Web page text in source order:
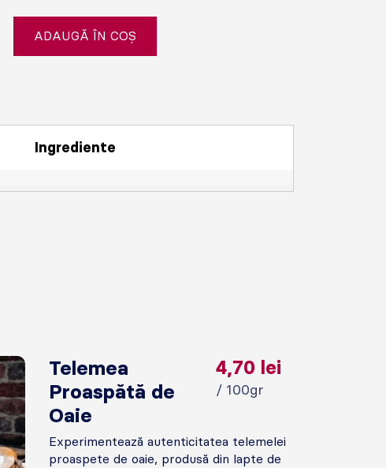
ADAUGĂ ÎN COȘ
Ingrediente
Telemea
Proaspătă de
Oaie
4,70 lei
/ 100gr
Experimentează autenticitatea telemelei
proaspete de oaie, produsă din lapte de